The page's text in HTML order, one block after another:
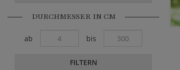
DURCHMESSER IN CM
ab bis
FILTERN